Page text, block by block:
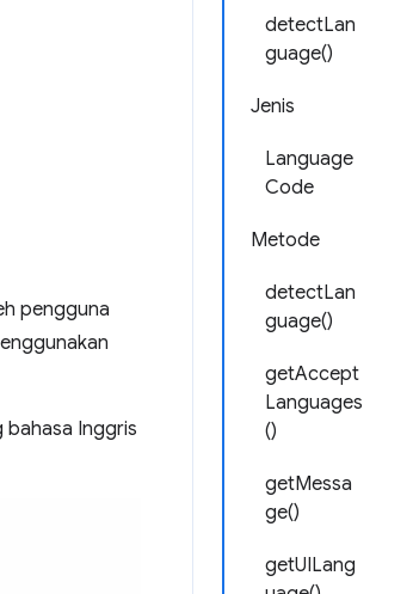
detectLan
guage()
Jenis
Language
Code
Metode
detectLan
guage()
getAccept
Languages
()
getMessa
ge()
getUILang
pengguna
bahasa Inggris